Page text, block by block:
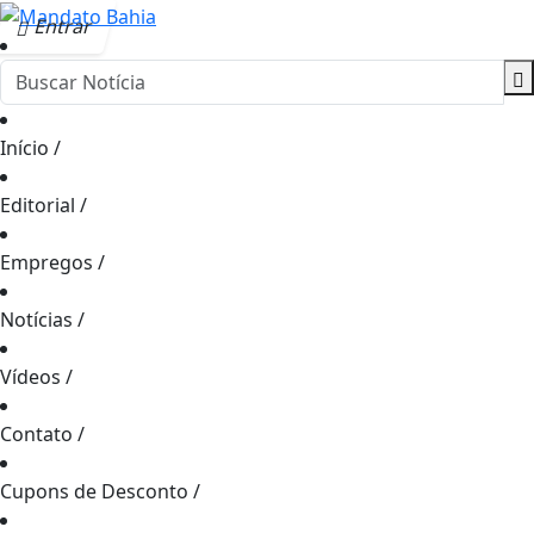
Entrar
Início /
Editorial /
Empregos /
Notícias /
Vídeos /
Contato /
Cupons de Desconto /